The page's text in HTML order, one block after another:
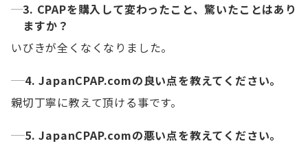
3. CPAPを購入して変わったこと、驚いたことはあり
ますか？
いびきが全くなくなりました。
4. JapanCPAP.comの良い点を教えてください。
親切丁寧に教えて頂ける事です。
5. JapanCPAP.comの悪い点を教えてください。